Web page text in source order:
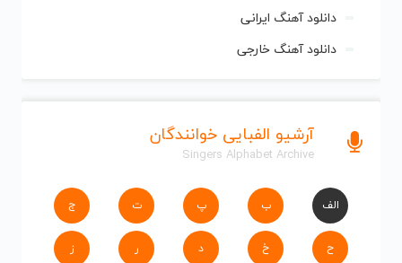
دانلود آهنگ ایرانی
دانلود آهنگ خارجی
آرشیو الفبایی خوانندگان
Singers Alphabet Archive
الف ب پ ت ج
ح خ د ر ز